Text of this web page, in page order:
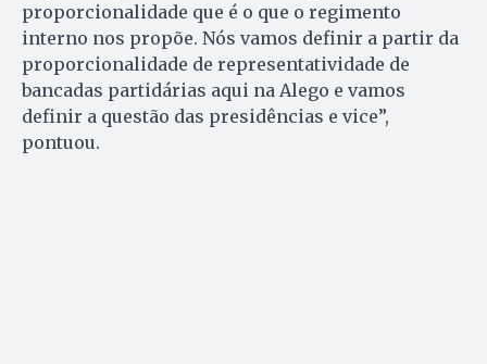
proporcionalidade que é o que o regimento
interno nos propõe. Nós vamos definir a partir da
proporcionalidade de representatividade de
bancadas partidárias aqui na Alego e vamos
definir a questão das presidências e vice”,
pontuou.